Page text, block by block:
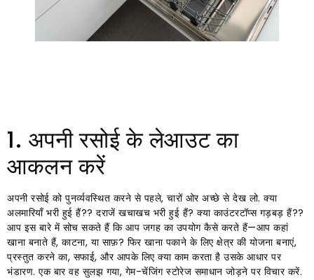
1. अपनी रसोई के लेआउट का
आकलन करें
अपनी रसोई को पुनर्व्यवस्थित करने से पहले, चारों ओर अच्छे से देख लो. क्या
अलमारियाँ भरी हुई हैं?? दराजें खचाखच भरी हुई हैं? क्या काउंटरटॉप्स गड़बड़ हैं??
आप इस बारे में सोच सकते हैं कि आप जगह का उपयोग कैसे करते हैं—आप कहां
खाना बनाते हैं, काटना, या साफ़? फिर खाना पकाने के लिए क्षेत्र की योजना बनाएं,
प्रस्तुत करने का, सफाई, और आपके लिए क्या काम करता है उसके आधार पर
भंडारण. एक बार वह सुलझ गया, गेम-चेंजिंग स्टोरेज समाधान जोड़ने पर विचार करें.